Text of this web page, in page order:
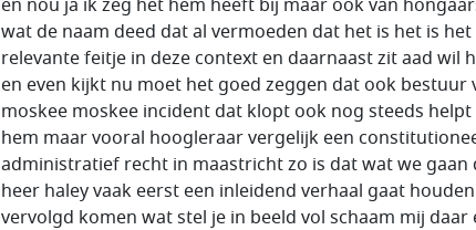
en nou ja ik zeg het hem heeft bij maar ook van
wat de naam deed dat al vermoeden dat het is het is het
relevante feitje in deze context en daarnaast zit aad wil
en even kijkt nu moet het goed zeggen dat ook bestuur
moskee moskee incident dat klopt ook nog steeds
hem maar vooral hoogleraar vergelijk een
administratief recht in maastricht zo is dat wat we gaan
heer haley vaak eerst een inleidend verhaal gaat
vervolgd komen wat stel je in beeld vol schaam mij daar